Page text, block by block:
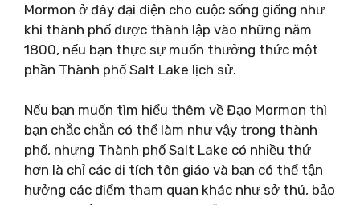
Mormon ở đây đại diện cho cuộc sống giống như
khi thành phố được thành lập vào những năm
1800, nếu bạn thực sự muốn thưởng thức một
phần Thành phố Salt Lake lịch sử.
Nếu bạn muốn tìm hiểu thêm về Đạo Mormon thì
bạn chắc chắn có thể làm như vậy trong thành
phố, nhưng Thành phố Salt Lake có nhiều thứ
hơn là chỉ các di tích tôn giáo và bạn có thể tận
hưởng các điểm tham quan khác như sở thú, bảo